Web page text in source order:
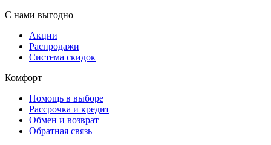
С нами выгодно
Акции
Распродажи
Система скидок
Комфорт
Помощь в выборе
Рассрочка и кредит
Обмен и возврат
Обратная связь